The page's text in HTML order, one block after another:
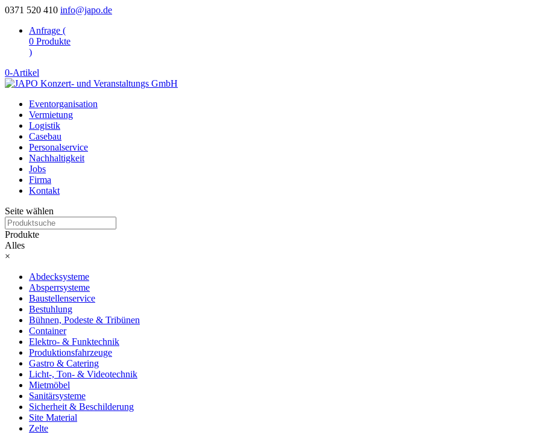
0371 520 410 info@japo.de
Anfrage (
0 Produkte
)
0-Artikel
Eventorganisation
Vermietung
Logistik
Casebau
Personalservice
Nachhaltigkeit
Jobs
Firma
Kontakt
Seite wählen
Produkte
Alles
×
Abdecksysteme
Absperrsysteme
Baustellenservice
Bestuhlung
Bühnen, Podeste & Tribünen
Container
Elektro- & Funktechnik
Produktionsfahrzeuge
Gastro & Catering
Licht-, Ton- & Videotechnik
Mietmöbel
Sanitärsysteme
Sicherheit & Beschilderung
Site Material
Zelte